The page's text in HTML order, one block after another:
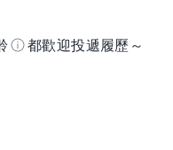
都歡迎投遞履歷～